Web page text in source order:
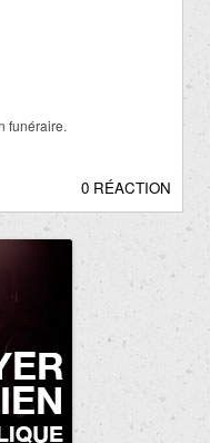
funéraire.
0 RÉACTION